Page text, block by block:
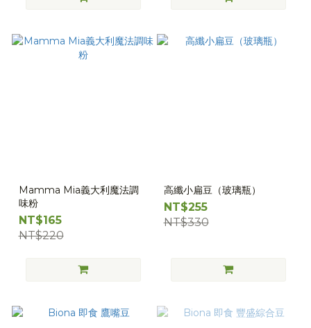
Mamma Mia義大利魔法調
味粉
NT$165
NT$220
高纖小扁豆（玻璃瓶）
NT$255
NT$330